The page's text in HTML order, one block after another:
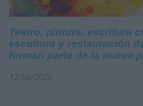
Teatro, pintura, escritura
escultura y restauración
forman parte de la nueva
12/06/2026